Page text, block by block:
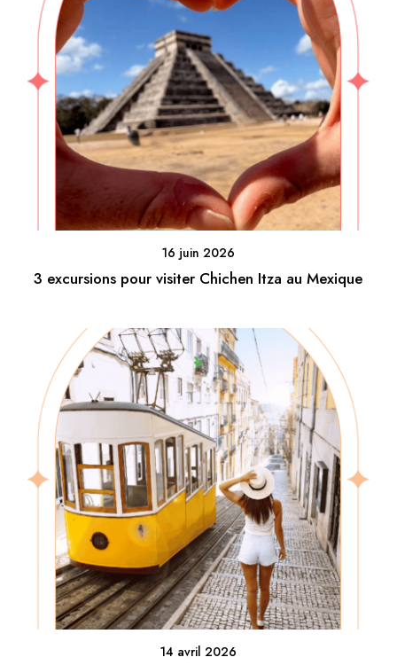
16 juin 2026
3 excursions pour visiter Chichen Itza au Mexique
14 avril 2026